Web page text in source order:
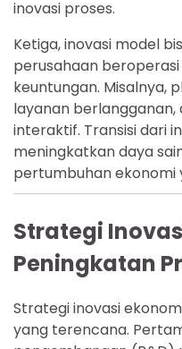
inovasi proses.
Ketiga, inovasi model
perusahaan
keuntungan.
layanan
interaktif. Transisi dari
meningkatkan daya
pertumbuhan ekonomi
Strategi
Peningkatan
Strategi inovasi
yang terencana.